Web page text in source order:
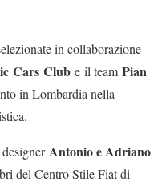
in collaborazione
Cars Club e il team Pian
in Lombardia nella
Antonio e Adriano
del Centro Stile Fiat di